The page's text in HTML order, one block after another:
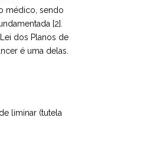
médico, sendo
[2].
dos Planos de
é uma delas.
liminar (tutela